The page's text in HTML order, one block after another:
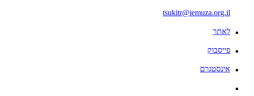
tsukitr@iemuza.org.il
לאתר
פייסבוק
אינסטגרם